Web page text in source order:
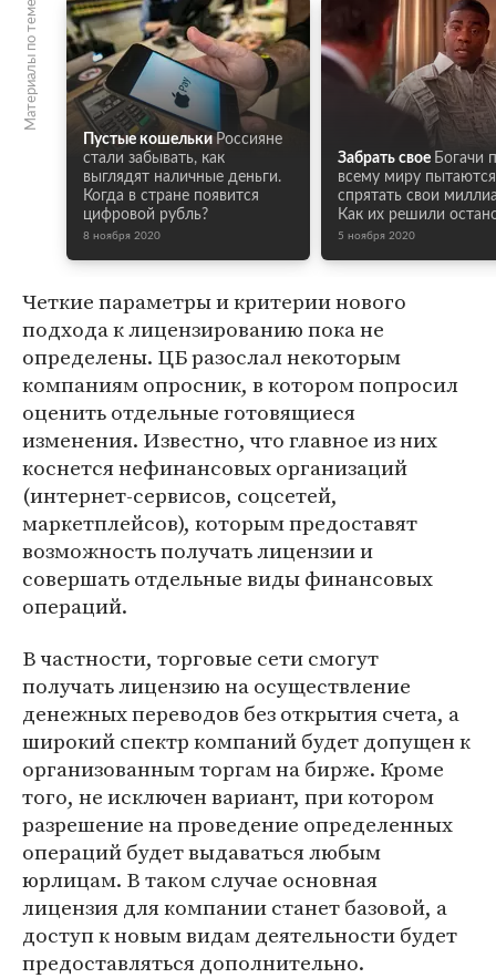
Материалы по теме
Пустые кошельки Россияне
стали забывать, как
выглядят наличные деньги.
Когда в стране появится
цифровой рубль?
8 ноября 2020
Забрать свое Богачи
всему миру пытаются
спрятать свои
Как их решили
5 ноября 2020
Четкие параметры и критерии нового
подхода к лицензированию пока не
определены. ЦБ разослал некоторым
компаниям опросник, в котором попросил
оценить отдельные готовящиеся
изменения. Известно, что главное из них
коснется нефинансовых организаций
(интернет-сервисов, соцсетей,
маркетплейсов), которым предоставят
возможность получать лицензии и
совершать отдельные виды финансовых
операций.
В частности, торговые сети смогут
получать лицензию на осуществление
денежных переводов без открытия счета, а
широкий спектр компаний будет допущен к
организованным торгам на бирже. Кроме
того, не исключен вариант, при котором
разрешение на проведение определенных
операций будет выдаваться любым
юрлицам. В таком случае основная
лицензия для компании станет базовой, а
доступ к новым видам деятельности будет
предоставляться дополнительно.